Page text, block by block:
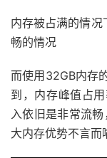
内存被占满的情
畅的情况
而使用32GB内存
到，内存峰值占
入依旧是非常流
大内存优势不言而